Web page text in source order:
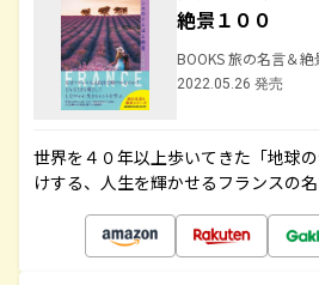
絶景１００
BOOKS 旅の名言＆絶
2022.05.26 発売
世界を４０年以上歩いてきた「地球
けする、人生を輝かせるフランスの